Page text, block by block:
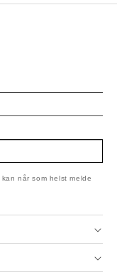
når som helst melde